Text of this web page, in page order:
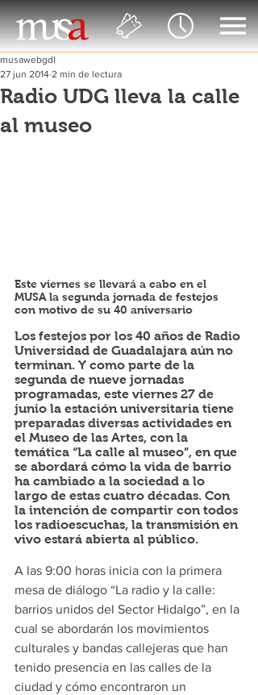
Radio UDG lleva la calle
al museo
musawebgdl
27 jun 2014 2 min de lectura
Este viernes se llevará a cabo en el
MUSA la segunda jornada de festejos
con motivo de su 40 aniversario
Los festejos por los 40 años de Radio
Universidad de Guadalajara aún no
terminan. Y como parte de la
segunda de nueve jornadas
programadas, este viernes 27 de
junio la estación universitaria tiene
preparadas diversas actividades en
el Museo de las Artes, con la
temática “La calle al museo”, en que
se abordará cómo la vida de barrio
ha cambiado a la sociedad a lo
largo de estas cuatro décadas. Con
la intención de compartir con todos
los radioescuchas, la transmisión en
vivo estará abierta al público.
A las 9:00 horas inicia con la primera
mesa de diálogo “La radio y la calle:
barrios unidos del Sector Hidalgo”, en la
cual se abordarán los movimientos
culturales y bandas callejeras que han
tenido presencia en las calles de la
ciudad y cómo encontraron un